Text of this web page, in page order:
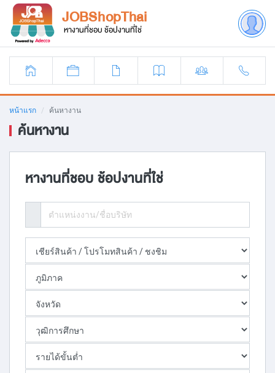
JOBShopThai
หางานที่ชอบ ช้อปงานที่ใช่
หน้าแรก ค้นหางาน
ค้นหางาน
หางานที่ชอบ ช้อปงานที่ใช่